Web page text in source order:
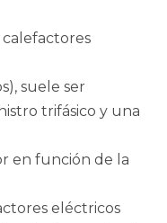
suele ser
trifásico y una
en función de la
eléctricos